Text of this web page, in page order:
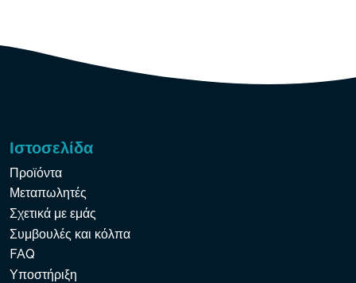
Ιστοσελίδα
Προϊόντα
Μεταπωλητές
Σχετικά με εμάς
Συμβουλές και κόλπα
FAQ
Υποστήριξη